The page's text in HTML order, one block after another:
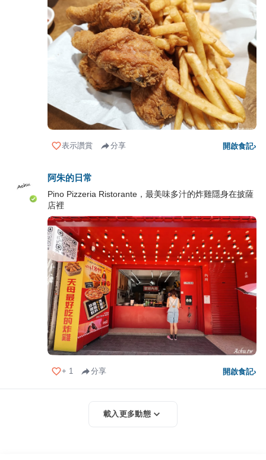
表示讚賞 分享 開啟食記›
阿朱的日常
Pino Pizzeria Ristorante，最美味多汁的炸雞隱身在披薩
店裡
+ 1 分享 開啟食記›
載入更多動態